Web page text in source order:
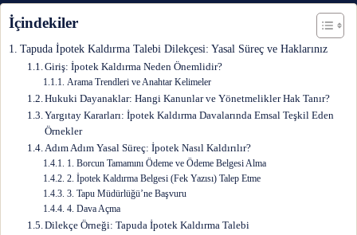
İçindekiler
Tapuda İpotek Kaldırma Talebi Dilekçesi: Yasal Süreç ve Haklarınız
Giriş: İpotek Kaldırma Neden Önemlidir?
Arama Trendleri ve Anahtar Kelimeler
Hukuki Dayanaklar: Hangi Kanunlar ve Yönetmelikler Hak Tanır?
Yargıtay Kararları: İpotek Kaldırma Davalarında Emsal Teşkil Eden
Örnekler
Adım Adım Yasal Süreç: İpotek Nasıl Kaldırılır?
1. Borcun Tamamını Ödeme ve Ödeme Belgesi Alma
2. İpotek Kaldırma Belgesi (Fek Yazısı) Talep Etme
3. Tapu Müdürlüğü’ne Başvuru
4. Dava Açma
Dilekçe Örneği: Tapuda İpotek Kaldırma Talebi